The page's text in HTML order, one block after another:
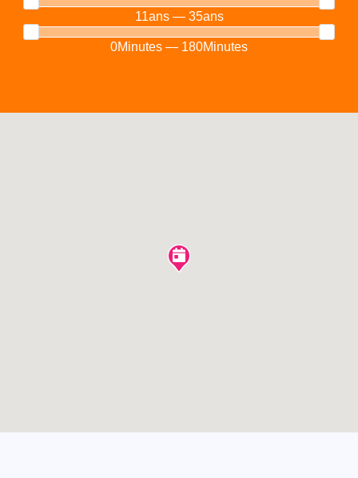
11ans — 35ans
0Minutes — 180Minutes